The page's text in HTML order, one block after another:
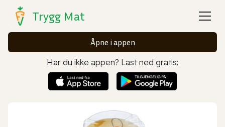
Trygg Mat
Åpne i appen
Har du ikke appen? Last ned gratis: